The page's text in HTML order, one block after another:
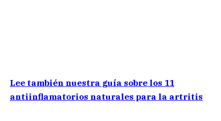
Lee también nuestra guía sobre los 11
antiinflamatorios naturales para la artritis